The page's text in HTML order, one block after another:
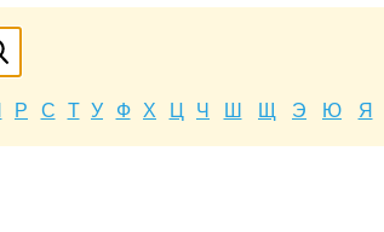
Р С Т У Ф Х Ц Ч Ш Щ Э Ю Я